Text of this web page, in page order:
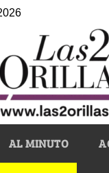
AL MINUTO